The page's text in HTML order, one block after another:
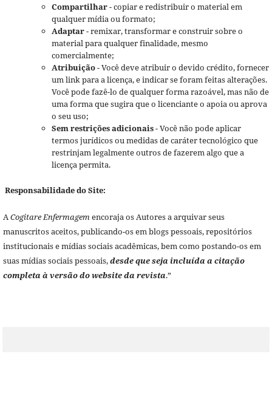
Compartilhar- copiar e redistribuir o material em
qualquer mídia ou formato;
Adaptar- remixar, transformar e construir sobre o
material para qualquer finalidade, mesmo
comercialmente;
Atribuição- Você deve atribuir o devido crédito, fornecer
um link para a licença, e indicar se foram feitas alterações.
Você pode fazê-lo de qualquer forma razoável, mas não de
uma forma que sugira que o licenciante o apoia ou aprova
o seu uso;
Sem restrições adicionais- Você não pode aplicar
termos jurídicos ou medidas de caráter tecnológico que
restrinjam legalmente outros de fazerem algo que a
licença permita.
Responsabilidade do Site:
ACogitare Enfermagemencoraja os Autores a arquivar seus
manuscritos aceitos, publicando-os em blogs pessoais, repositórios
institucionais e mídias sociais acadêmicas, bem como postando-os em
suas mídias sociais pessoais,desde que seja incluída a citação
completa à versão do website da revista.”